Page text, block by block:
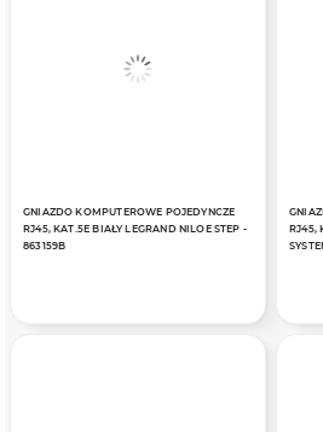
GNIAZDO KOMPUTEROWE POJEDYNCZE
RJ45, KAT.5E BIAŁY LEGRAND NILOE STEP -
863159B
RJ45,